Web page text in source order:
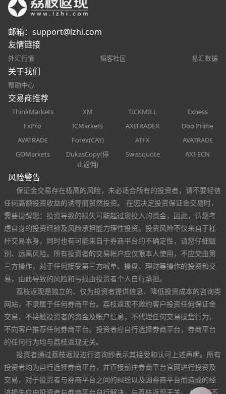
邮箱： support@lzhi.com
友情链接
外汇行情 韬客社区 易汇数据
关于我们
帮助中心
交易商推荐
ThinkMarkets XM TICKMILL
Exness
FxPro
ICMarkets AXITRADER
Doo Prime
AVATRADE
Forex(CAY) ATFX
AVATRADE
GOMarkets
DukasCopy(停
止返佣)
Swissquote AXI-ECN
风险警告
保证金交易存在极高的风险，未必适合所有的投资者，请不要轻信
任何高额投资收益的诱导而贸然投资。 在您决定投资保证金交易时，
需要提醒您：投资导致的损失可能超过您投入的资金，因此，请您考
虑自身的投资经验及风险承担能力理性投资。投资风险不仅来自于杠
杆交易本身，同时也有可能来自于券商平台的不确定性，请您仔细甄
别、远离风险。所有投资者的交易帐户应仅限本人使用，不应交由第
三方操作，对于任何接受第三方喊单、操盘、理财等操作的投资和交
易，由此导致的风险和亏损由投资者个人自行承担。
荔枝返现是独立的、仅为投资者提供信息、降低投资成本的咨询类
网站，不隶属于任何券商平台。荔枝返现不邀约客户投资任何保证金
交易，不接触投资者的资金及账户信息，不代理任何交易操盘行为，
不向客户推荐任何券商平台。投资者应自行选择券商平台，券商平台
的任何行为均与荔枝返现无关。
投资者通过荔枝返现进行咨询即表示其接受和认可上述声明。所有
投资者均为自行选择券商平台，并直接前往券商平台官网进行投资及
交易，对于投资者与券商平台之间的纠纷以及因券商平台而造成的经